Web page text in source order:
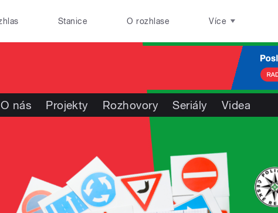
Stanice O rozhlase Více
O nás Projekty Rozhovory Seriály Videa